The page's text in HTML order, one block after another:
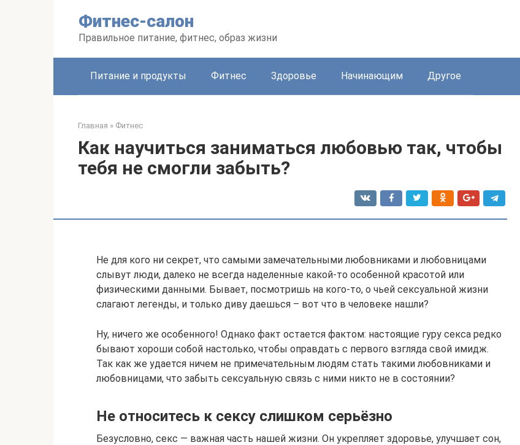
Фитнес-салон
Правильное питание, фитнес, образ жизни
Питание и продукты Фитнес Здоровье Начинающим Другое
Главная » Фитнес
Как научиться заниматься любовью так, чтобы
тебя не смогли забыть?
Не для кого ни секрет, что самыми замечательными любовниками и любовницами
слывут люди, далеко не всегда наделенные какой-то особенной красотой или
физическими данными. Бывает, посмотришь на кого-то, о чьей сексуальной жизни
слагают легенды, и только диву даешься – вот что в человеке нашли?
Ну, ничего же особенного! Однако факт остается фактом: настоящие гуру секса редко
бывают хороши собой настолько, чтобы оправдать с первого взгляда свой имидж.
Так как же удается ничем не примечательным людям стать такими любовниками и
любовницами, что забыть сексуальную связь с ними никто не в состоянии?
Не относитесь к сексу слишком серьёзно
Безусловно, секс — важная часть нашей жизни. Он укрепляет здоровье, улучшает сон,